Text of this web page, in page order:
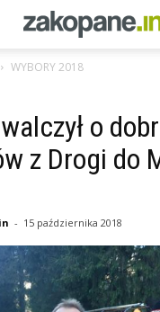
WYBORY 2018
o
z Drogi do
- 15 października 2018